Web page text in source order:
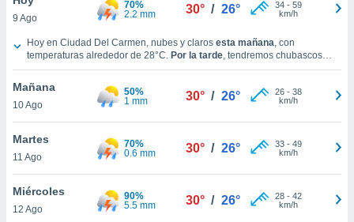
y
nuestra
9 Ago
70%
2.2 mm
30° / 26° 34- 59
km/h
Clima en Ciudad Del Carmen hoy
Hoy en Ciudad Del Carmen, nubes y claros esta mañana, con
temperaturas alrededor de 28°C. Por la tarde, tendremos chubascos
tormentosos con cielo parcialmente nuboso y con temperaturas en torno
a los
nuboso con temperaturas cercanas a los28°C.Vientos del Noreste a lo
largo del día, con una velocidad media de
Mañana
10 Ago
50%
1 mm
30° / 26° 26- 38
km/h
Martes
11 Ago
70%
0.6 mm
30° / 26° 33- 49
km/h
Miércoles
12 Ago
90%
5.5 mm
30° / 26° 28- 42
km/h